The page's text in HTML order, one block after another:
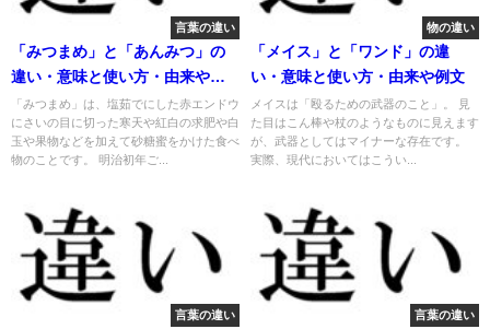
言葉の違い
「みつまめ」と「あんみつ」の
違い・意味と使い方・由来や例
文
「みつまめ」は、塩茹でにした赤エンドウ
にさいの目に切った寒天や紅白の求肥や白
玉や果物などを加えて砂糖蜜をかけた食べ
物のことです。 明治初年ご...
物の違い
「メイス」と「ワンド」の違
い・意味と使い方・由来や例文
メイスは「殴るための武器のこと」。 見
た目はこん棒や杖のようなものに見えます
が、武器としてはマイナーな存在です。
実際、現代においてはこうい...
言葉の違い 言葉の違い